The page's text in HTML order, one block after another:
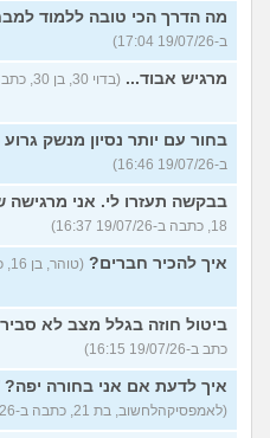
מה הדרך הכי טובה ללמוד
ב-19/07/26 17:04)
מרגיש אבוד... (בדוי 30, בן 30, כתב ב-19/07/26 16:55)
בחור עם יותר נסיון מנשק גרוע
ב-19/07/26 16:46)
בבקשה תעזרו לי. אני
18, כתבה ב-19/07/26 16:37)
איך להכיר חברים? (טוהר, בן 16, כתב ב-19/07/26 16:26)
ביטול חוזה בגלל מצב לא
כתב ב-19/07/26 16:15)
איך לדעת אם אני בחורה
(לאמפסיקהלחשוב, בת 21, כתבה ב-19/07/26 16:04)